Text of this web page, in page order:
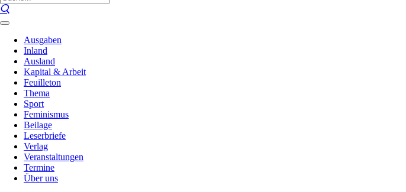
Ausgaben
Inland
Ausland
Kapital & Arbeit
Feuilleton
Thema
Sport
Feminismus
Beilage
Leserbriefe
Verlag
Veranstaltungen
Termine
Über uns